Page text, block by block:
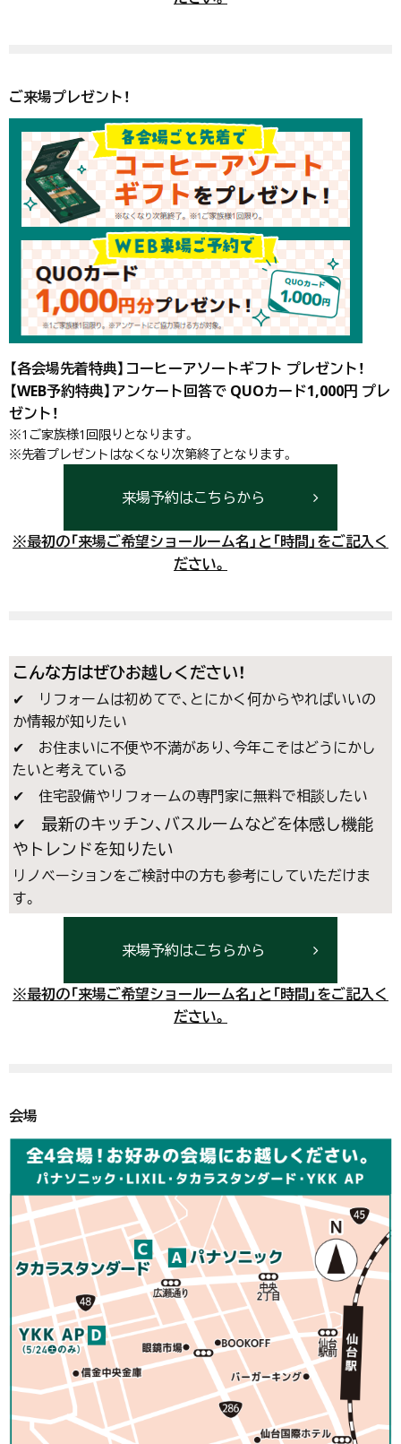
ご来場プレゼント！
【各会場先着特典】 コーヒーアソートギフト プレゼント！
【WEB予約特典】アンケート回答で QUOカード1,000円 プレ
ゼント！
※1ご家族様1回限りとなります。
※先着プレゼントはなくなり次第終了となります。
来場予約はこちらから
※最初の「来場ご希望ショールーム名」と「時間」をご記入く
ださい。
こんな方はぜひお越しください！
✔ リフォームは初めてで、とにかく何からやればいいの
か情報が知りたい
✔ お住まいに不便や不満があり、今年こそはどうにかし
たいと考えている
✔ 住宅設備やリフォームの専門家に無料で相談したい
✔ 最新のキッチン、バスルームなどを体感し機能
やトレンドを知りたい
リノベーションをご検討中の方も参考にしていただけま
す。
来場予約はこちらから
※最初の「来場ご希望ショールーム名」と「時間」をご記入く
ださい。
会場